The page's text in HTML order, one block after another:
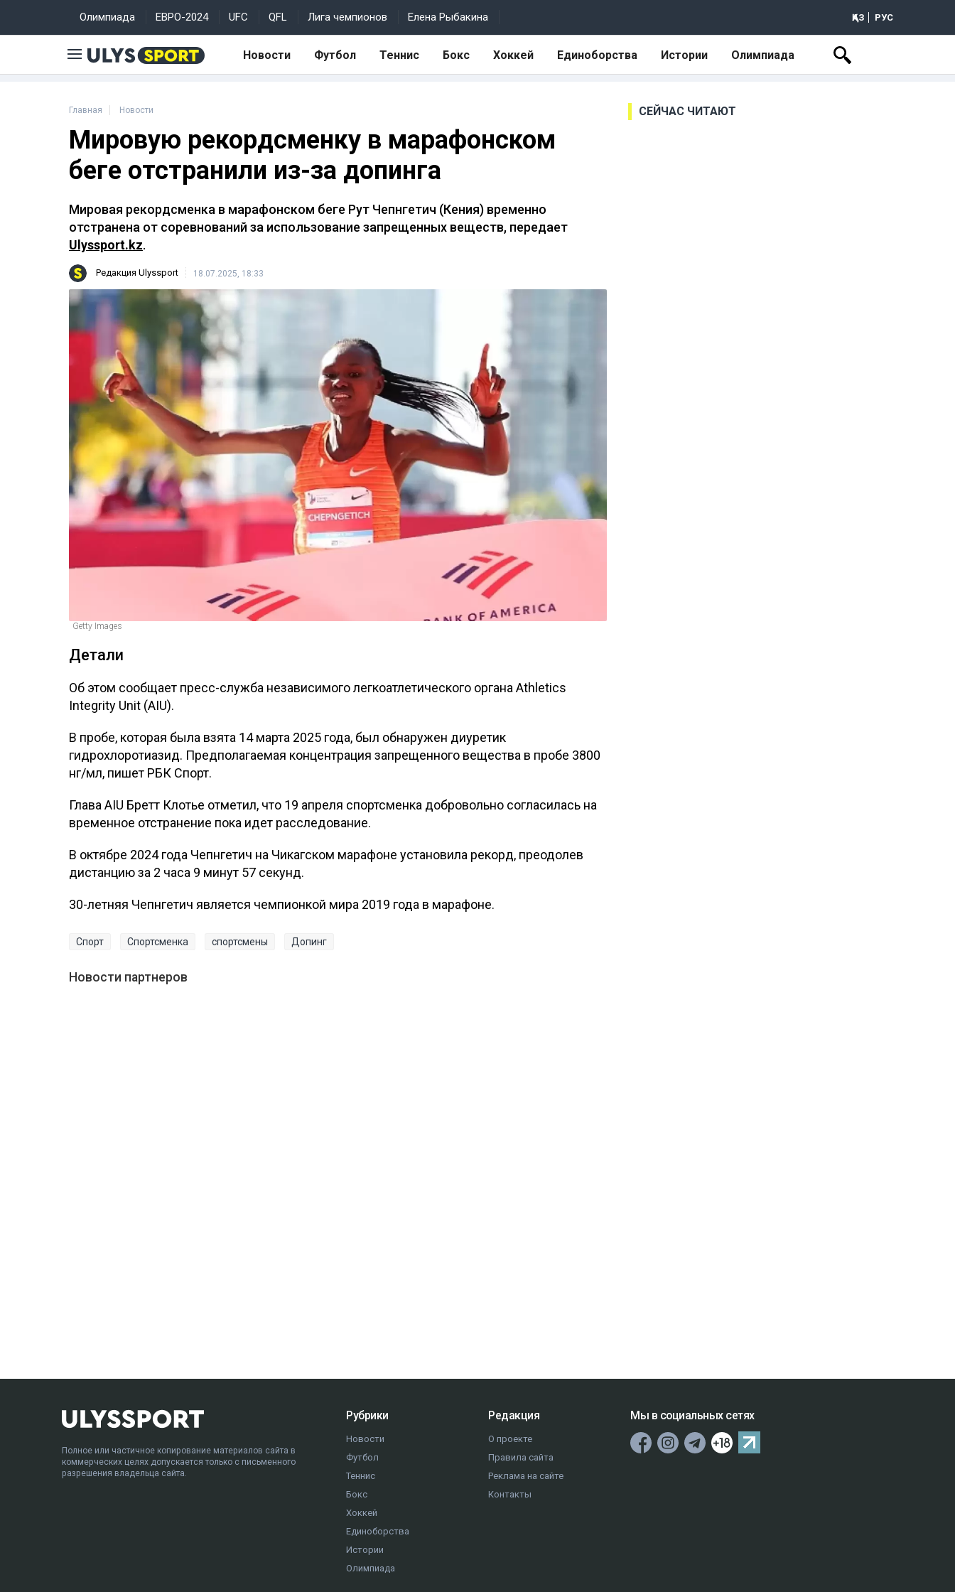
Олимпиада ЕВРО-2024 UFC QFL Лига чемпионов Елена Рыбакина ҚАЗ РУС
Новости Футбол Теннис Бокс Хоккей Единоборства Истории Олимпиада
Главная Новости
Мировую рекордсменку в марафонском
беге отстранили из-за допинга
Мировая рекордсменка в марафонском беге Рут Чепнгетич (Кения) временно
отстранена от соревнований за использование запрещенных веществ, передает
Ulyssport.kz.
Редакция Ulyssport 18.07.2025, 18:33
Getty Images
Детали
Об этом сообщает пресс-служба независимого легкоатлетического органа Athletics
Integrity Unit (AIU).
В пробе, которая была взята 14 марта 2025 года, был обнаружен диуретик
гидрохлоротиазид. Предполагаемая концентрация запрещенного вещества в пробе 3800
нг/мл, пишет РБК Спорт.
Глава AIU Бретт Клотье отметил, что 19 апреля спортсменка добровольно согласилась на
временное отстранение пока идет расследование.
В октябре 2024 года Чепнгетич на Чикагском марафоне установила рекорд, преодолев
дистанцию за 2 часа 9 минут 57 секунд.
30-летняя Чепнгетич является чемпионкой мира 2019 года в марафоне.
Спорт Спортсменка спортсмены Допинг
Новости партнеров
СЕЙЧАС ЧИТАЮТ
Полное или частичное копирование материалов сайта в
коммерческих целях допускается только с письменного
разрешения владельца сайта.
Рубрики
Новости
Футбол
Теннис
Бокс
Хоккей
Единоборства
Истории
Олимпиада
Редакция
О проекте
Правила сайта
Реклама на сайте
Контакты
Мы в социальных сетях